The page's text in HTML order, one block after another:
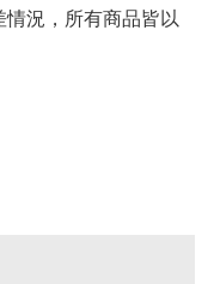
況，所有商品皆以